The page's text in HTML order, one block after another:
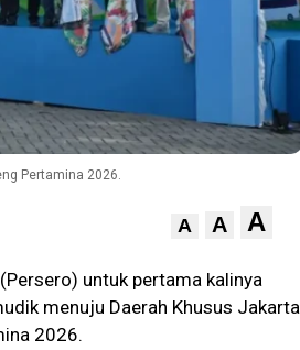
Pertamina 2026.
A A A
untuk pertama kalinya
menuju Daerah Khusus Jakarta
2026.